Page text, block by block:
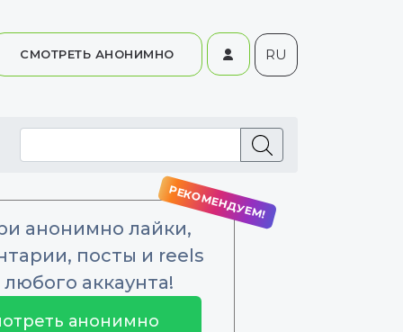
СМОТРЕТЬ АНОНИМНО RU
анонимно лайки,
посты и reels
аккаунта!
анонимно